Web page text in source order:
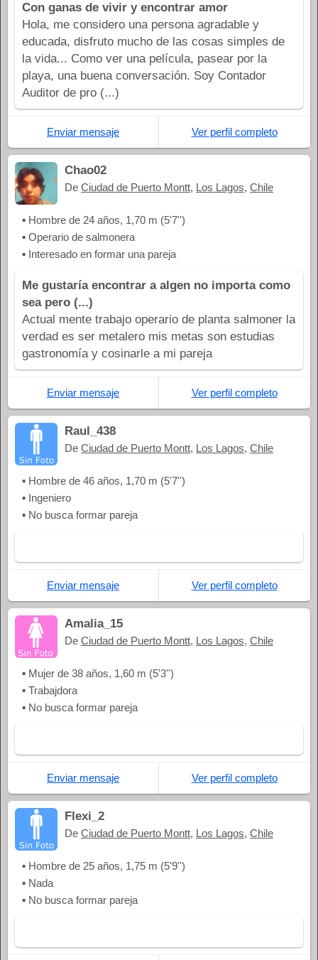
Con ganas de vivir y encontrar amor
Hola, me considero una persona agradable y
educada, disfruto mucho de las cosas simples de
la vida... Como ver una película, pasear por la
playa, una buena conversación. Soy Contador
Auditor de pro (...)
Enviar mensaje Ver perfil completo
Chao02
De Ciudad de Puerto Montt, Los Lagos, Chile
▪ Hombre de 24 años, 1,70 m (5'7'')
▪ Operario de salmonera
▪ Interesado en formar una pareja
Me gustaría encontrar a algen no importa como
sea pero (...)
Actual mente trabajo operario de planta salmoner la
verdad es ser metalero mis metas son estudias
gastronomía y cosinarle a mi pareja
Enviar mensaje Ver perfil completo
Raul_438
De Ciudad de Puerto Montt, Los Lagos, Chile
▪ Hombre de 46 años, 1,70 m (5'7'')
▪ Ingeniero
▪ No busca formar pareja
Enviar mensaje Ver perfil completo
Amalia_15
De Ciudad de Puerto Montt, Los Lagos, Chile
▪ Mujer de 38 años, 1,60 m (5'3'')
▪ Trabajdora
▪ No busca formar pareja
Enviar mensaje Ver perfil completo
Flexi_2
De Ciudad de Puerto Montt, Los Lagos, Chile
▪ Hombre de 25 años, 1,75 m (5'9'')
▪ Nada
▪ No busca formar pareja